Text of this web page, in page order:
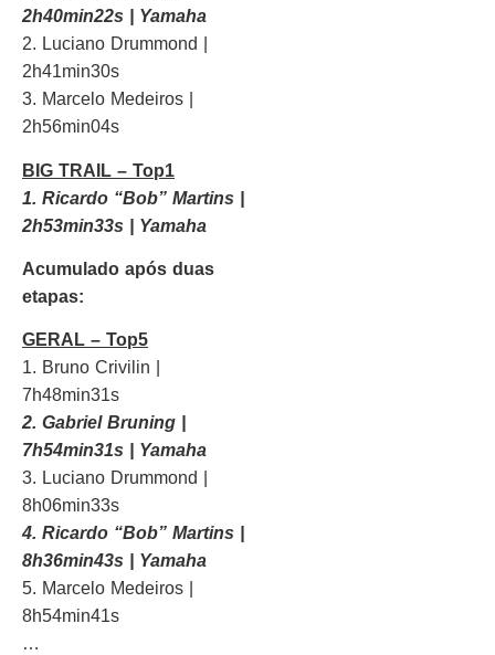
2h40min22s | Yamaha
2. Luciano Drummond |
2h41min30s
3. Marcelo Medeiros |
2h56min04s
BIG TRAIL – Top1
1. Ricardo “Bob” Martins |
2h53min33s | Yamaha
Acumulado após duas
etapas:
GERAL – Top5
1. Bruno Crivilin |
7h48min31s
2. Gabriel Bruning |
7h54min31s | Yamaha
3. Luciano Drummond |
8h06min33s
4. Ricardo “Bob” Martins |
8h36min43s | Yamaha
5. Marcelo Medeiros |
8h54min41s
…